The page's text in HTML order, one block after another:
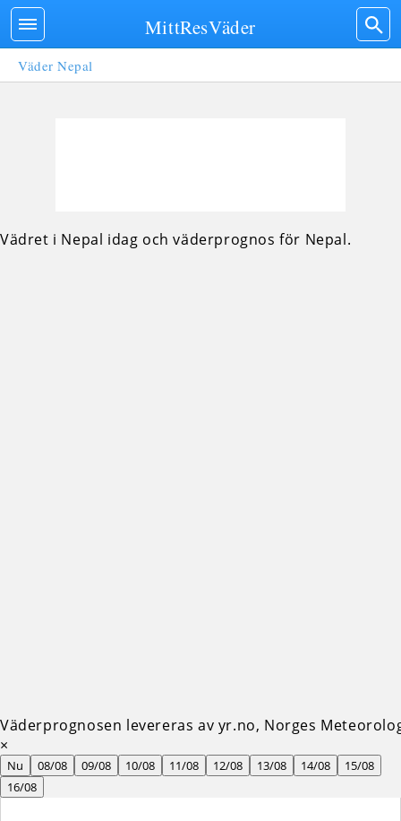
Väder Nepal
Vädret i Nepal idag och väderprognos för Nepal.
Väderprognosen levereras av yr.no, Norges
×
Nu 08/08 09/08 10/08 11/08 12/08 13/08 14/08
15/08
16/08
MittResVäder